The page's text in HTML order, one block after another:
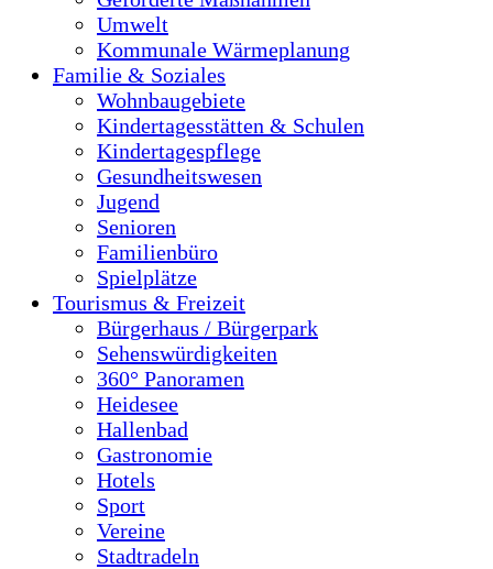
Umwelt
Kommunale Wärmeplanung
Familie & Soziales
Wohnbaugebiete
Kindertagesstätten & Schulen
Kindertagespflege
Gesundheitswesen
Jugend
Senioren
Familienbüro
Spielplätze
Tourismus & Freizeit
Bürgerhaus / Bürgerpark
Sehenswürdigkeiten
360° Panoramen
Heidesee
Hallenbad
Gastronomie
Hotels
Sport
Vereine
Stadtradeln